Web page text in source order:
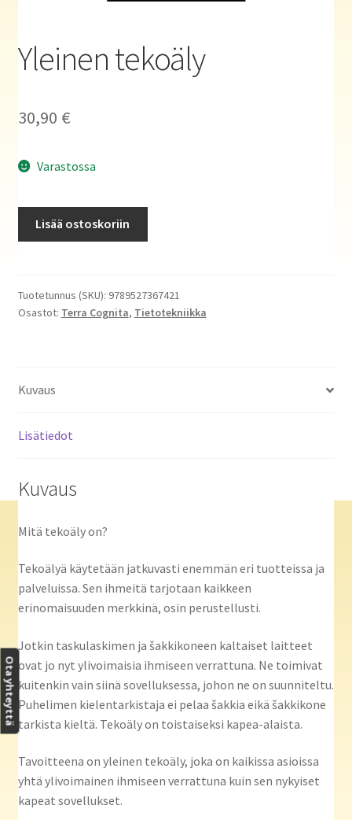
Yleinen tekoäly
30,90 €
Varastossa
Lisää ostoskoriin
Tuotetunnus (SKU): 9789527367421
Osastot: Terra Cognita, Tietotekniikka
Kuvaus
Lisätiedot
Kuvaus
Mitä tekoäly on?
Tekoälyä käytetään jatkuvasti enemmän eri tuotteissa ja
palveluissa. Sen ihmeitä tarjotaan kaikkeen
erinomaisuuden merkkinä, osin perustellusti.
Jotkin taskulaskimen ja šakkikoneen kaltaiset laitteet
ovat jo nyt ylivoimaisia ihmiseen verrattuna. Ne toimivat
kuitenkin vain siinä sovelluksessa, johon ne on suunniteltu.
Puhelimen kielentarkistaja ei pelaa šakkia eikä šakkikone
tarkista kieltä. Tekoäly on toistaiseksi kapea-alaista.
Tavoitteena on yleinen tekoäly, joka on kaikissa asioissa
yhtä ylivoimainen ihmiseen verrattuna kuin sen nykyiset
kapeat sovellukset.
Ota yhteyttä